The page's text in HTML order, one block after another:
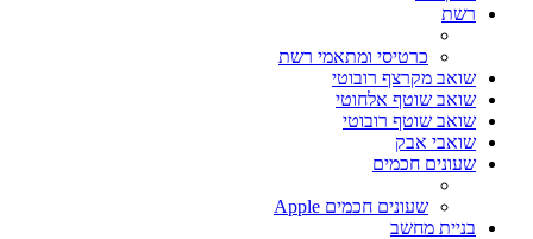
רשת
כרטיסי ומתאמי רשת
שואב מקרצף רובוטי
שואב שוטף אלחוטי
שואב שוטף רובוטי
שואבי אבק
שעונים חכמים
שעונים חכמים Apple
בניית מחשב